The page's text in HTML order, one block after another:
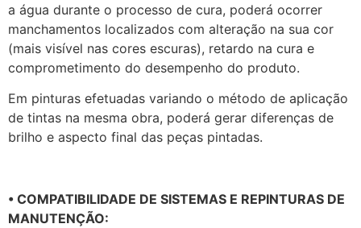
a água durante o processo de cura, poderá ocorrer
manchamentos localizados com alteração na sua cor
(mais visível nas cores escuras), retardo na cura e
comprometimento do desempenho do produto.
Em pinturas efetuadas variando o método de aplicação
de tintas na mesma obra, poderá gerar diferenças de
brilho e aspecto final das peças pintadas.
• COMPATIBILIDADE DE SISTEMAS E REPINTURAS DE
MANUTENÇÃO: